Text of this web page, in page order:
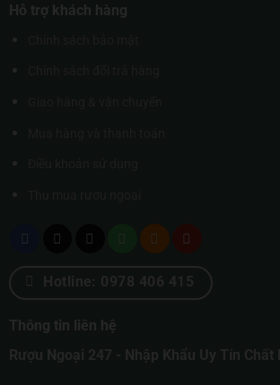
Hỗ trợ khách hàng
Hotline: 0978 406 415
Thông tin liên hệ
Rượu Ngoại 247 - Nhập Khẩu Uy Tín Chất